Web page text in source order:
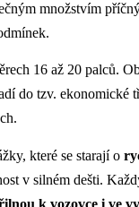
množstvím
16 až 20 palců.
do tzv. ekonomické
které se starají o
v silném dešti.
k vozovce i ve